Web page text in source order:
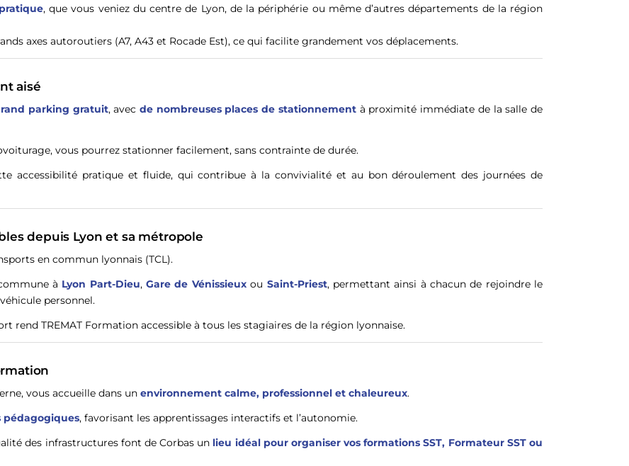
, que vous veniez du centre de Lyon, de la périphérie ou même d’autres départements de la région
axes autoroutiers (A7, A43 et Rocade Est), ce qui facilite grandement vos déplacements.
aisé
parking gratuit, avecde nombreuses places de stationnementà proximité immédiate de la salle de
vous pourrez stationner facilement, sans contrainte de durée.
accessibilité pratique et fluide, qui contribue à la convivialité et au bon déroulement des journées de
depuis Lyon et sa métropole
en commun lyonnais (TCL).
à Lyon Part-Dieu,Gare de Vénissieuxou Saint-Priest, permettant ainsi à chacun de rejoindre le
personnel.
rend TREMAT Formation accessible à tous les stagiaires de la région lyonnaise.
vous accueille dans un environnement calme, professionnel et chaleureux.
pédagogiques, favorisant les apprentissages interactifs et l’autonomie.
des infrastructures font de Corbas un lieu idéal pour organiser vos formations SST, Formateur SST ou